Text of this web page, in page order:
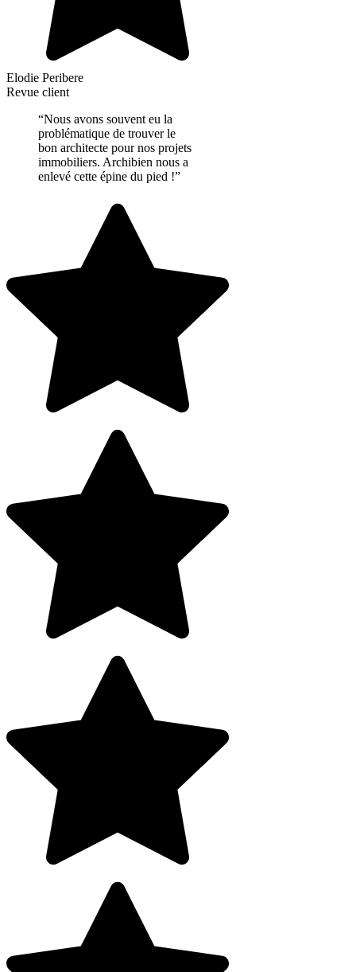
Elodie Peribere
Revue client
“Nous avons souvent eu la
problématique de trouver le
bon architecte pour nos projets
immobiliers. Archibien nous a
enlevé cette épine du pied !”